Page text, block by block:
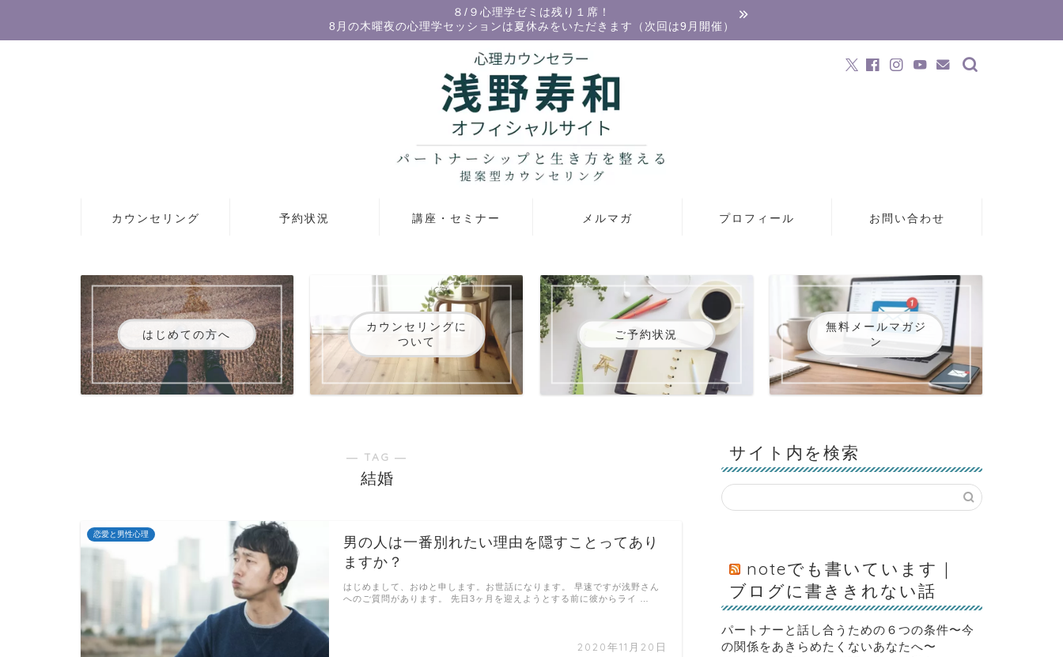
８/９心理学ゼミは残り１席！
8月の木曜夜の心理学セッションは夏休みをいただきます（次回は9月開催）
カウンセリング 予約状況 講座・セミナー メルマガ プロフィール お問い合わせ
はじめての方へ
カウンセリングに
ついて
ご予約状況
無料メールマガジ
ン
― TAG ―
結婚
恋愛と男性心理
男の人は一番別れたい理由を隠すことってあり
ますか？
2020年11月20日
はじめまして、おゆと申します。お世話になります。 早速ですが浅野さん
へのご質問があります。 先日3ヶ月を迎えようとする前に彼からライ …
サイト内を検索
noteでも書いています｜
ブログに書ききれない話
パートナーと話し合うための６つの条件〜今
の関係をあきらめたくないあなたへ〜